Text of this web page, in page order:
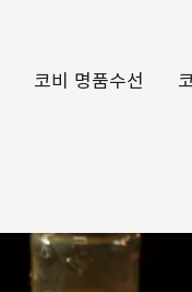
코비 명품수선